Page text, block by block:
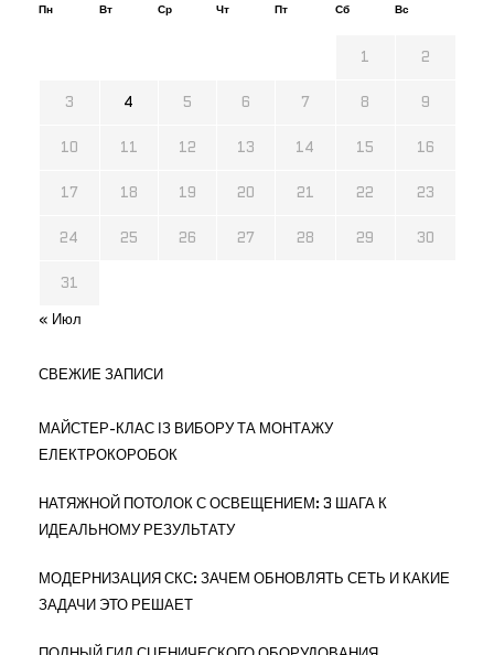
Пн Вт Ср Чт Пт Сб Вс
1 2
3 4 5 6 7 8 9
10 11 12 13 14 15 16
17 18 19 20 21 22 23
24 25 26 27 28 29 30
31
« Июл
СВЕЖИЕ ЗАПИСИ
МАЙСТЕР-КЛАС ІЗ ВИБОРУ ТА МОНТАЖУ
ЕЛЕКТРОКОРОБОК
НАТЯЖНОЙ ПОТОЛОК С ОСВЕЩЕНИЕМ: 3 ШАГА К
ИДЕАЛЬНОМУ РЕЗУЛЬТАТУ
МОДЕРНИЗАЦИЯ СКС: ЗАЧЕМ ОБНОВЛЯТЬ СЕТЬ И КАКИЕ
ЗАДАЧИ ЭТО РЕШАЕТ